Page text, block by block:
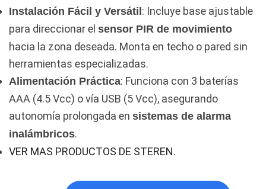
Instalación Fácil y Versátil: Incluye base ajustable
para direccionar el sensor PIR de movimiento
hacia la zona deseada. Monta en techo o pared sin
herramientas especializadas.
Alimentación Práctica: Funciona con 3 baterías
AAA (4.5 Vcc) o vía USB (5 Vcc), asegurando
autonomía prolongada en sistemas de alarma
inalámbricos.
VER MAS PRODUCTOS DE STEREN.